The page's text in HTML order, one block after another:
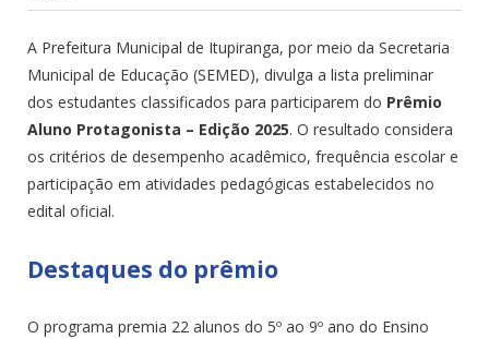
A Prefeitura Municipal de Itupiranga, por meio da Secretaria
Municipal de Educação (SEMED), divulga a lista preliminar
dos estudantes classificados para participarem do Prêmio
Aluno Protagonista – Edição 2025. O resultado considera
os critérios de desempenho acadêmico, frequência escolar e
participação em atividades pedagógicas estabelecidos no
edital oficial.
Destaques do prêmio
O programa premia 22 alunos do 5º ao 9º ano do Ensino